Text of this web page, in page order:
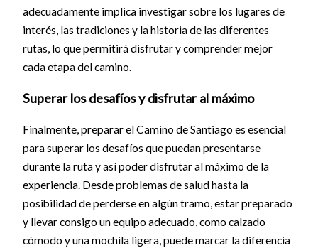
adecuadamente implica investigar sobre los lugares de
interés, las tradiciones y la historia de las diferentes
rutas, lo que permitirá disfrutar y comprender mejor
cada etapa del camino.
Superar los desafíos y disfrutar al máximo
Finalmente, preparar el Camino de Santiago es esencial
para superar los desafíos que puedan presentarse
durante la ruta y así poder disfrutar al máximo de la
experiencia. Desde problemas de salud hasta la
posibilidad de perderse en algún tramo, estar preparado
y llevar consigo un equipo adecuado, como calzado
cómodo y una mochila ligera, puede marcar la diferencia